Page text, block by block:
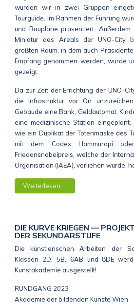
wurden wir in zwei Gruppen
Tourguide. Im Rahmen der Führung
und Baupläne präsentiert.
Miniatur des Areals der UNO-City
größten Raum, in dem auch
Empfang genommen werden, wurde
gezeigt.
Da zur Zeit der Errichtung der UNO-
die Infrastruktur vor Ort
Gebäude eine Bank, Geldautomat,
eine medizinische Station eingeplant.
wie ein Duplikat der Totenmaske des
mit dem Codex Hammurapi
Friedensnobelpreis, welche der
Organisation (IAEA), verliehen wurde,
Weiterlesen …
DIE KURVE KRIEGEN —
DER SEKUNDARSTUFE
Die künstlerischen Arbeiten der
Klassen 2D, 5B, 6AB und 8DE
Kunstakademie ausgestellt!
RUNDGANG 2023
Akademie der bildenden Künste Wien